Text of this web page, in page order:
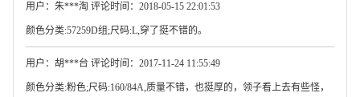
用户：朱***淘 评论时间：2018-05-15 22:01:53
颜色分类:57259D组;尺码:L,穿了挺不错的。
用户：胡***台 评论时间：2017-11-24 11:55:49
颜色分类:粉色;尺码:160/84A,质量不错，也挺厚的，领子看上去有些怪，